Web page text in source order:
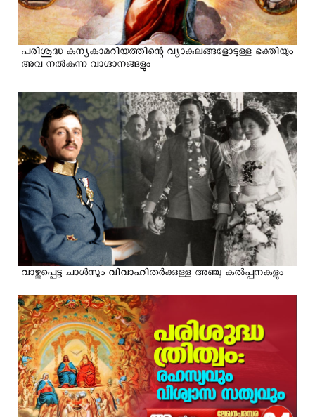
പരിശുദ്ധ കന്യകാമറിയത്തിന്റെ വ്യാകുലങ്ങളോടുള്ള ഭക്തിയും
അവ നൽകുന്ന വാഗ്ദാനങ്ങളും
വാഴ്ത്തപ്പെട്ട ചാൾസും വിവാഹിതർക്കുള്ള അഞ്ചു കല്‍പ്പനകളും